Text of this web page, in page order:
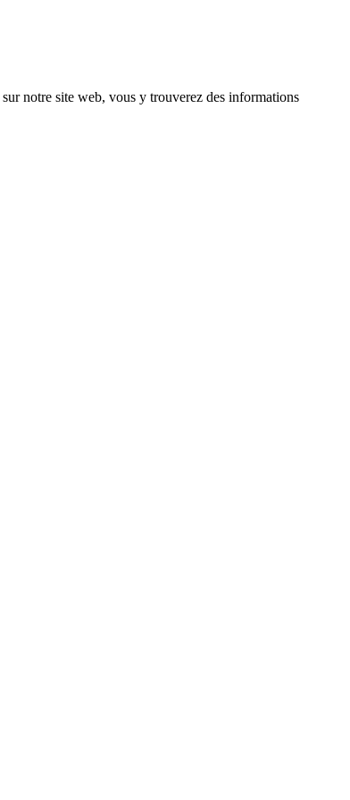
sur notre site web, vous y trouverez des informations